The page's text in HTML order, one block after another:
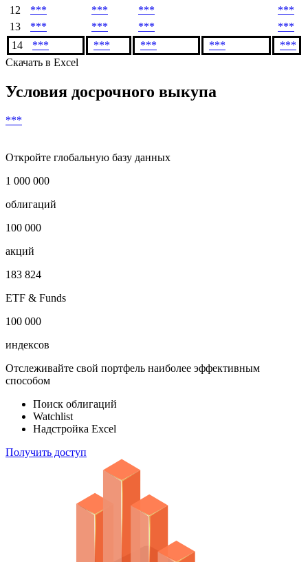
12
*** *** ***
***
13
*** *** ***
***
14
*** *** *** ***
***
Скачать в Excel
Условия досрочного выкупа
***
Откройте глобальную базу данных
1 000 000
облигаций
100 000
акций
183 824
ETF & Funds
100 000
индексов
Отслеживайте свой портфель наиболее эффективным
способом
Поиск облигаций
Watchlist
Надстройка Excel
Получить доступ